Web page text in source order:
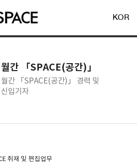
KOR
월간 「SPACE(공간)」
월간 「SPACE(공간)」 경력 및
신입기자
취재 및 편집업무